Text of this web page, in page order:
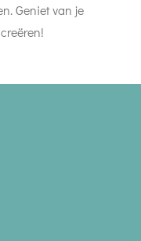
Geniet van je